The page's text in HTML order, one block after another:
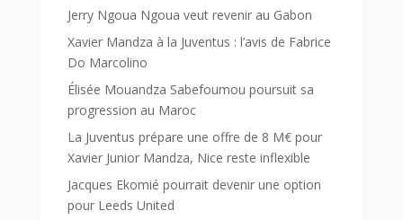
Jerry Ngoua Ngoua veut revenir au Gabon
Xavier Mandza à la Juventus : l’avis de Fabrice
Do Marcolino
Élisée Mouandza Sabefoumou poursuit sa
progression au Maroc
La Juventus prépare une offre de 8 M€ pour
Xavier Junior Mandza, Nice reste inflexible
Jacques Ekomié pourrait devenir une option
pour Leeds United